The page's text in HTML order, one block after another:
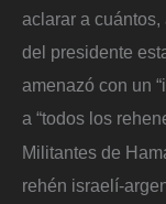
aclarar a
del presidente
amenazó con un
a “todos los
Militantes de
rehén israelí-